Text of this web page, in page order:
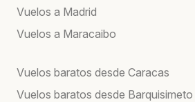
Vuelos a Madrid
Vuelos a Maracaibo
Vuelos baratos desde Caracas
Vuelos baratos desde Barquisimeto